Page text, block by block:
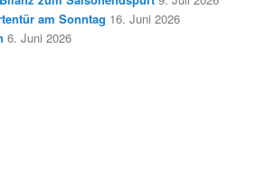
am Sonntag 16. Juni 2026
6. Juni 2026